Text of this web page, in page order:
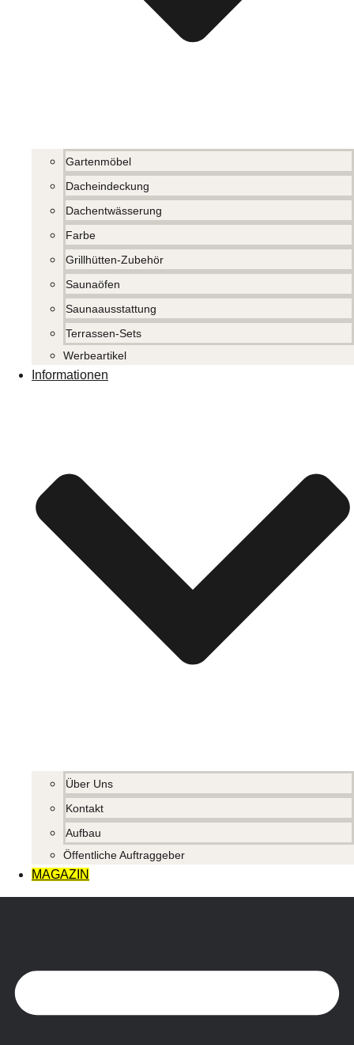
Gartenmöbel
Dacheindeckung
Dachentwässerung
Farbe
Grillhütten-Zubehör
Saunaöfen
Saunaausstattung
Terrassen-Sets
Werbeartikel
Informationen
Über Uns
Kontakt
Aufbau
Öffentliche Auftraggeber
MAGAZIN